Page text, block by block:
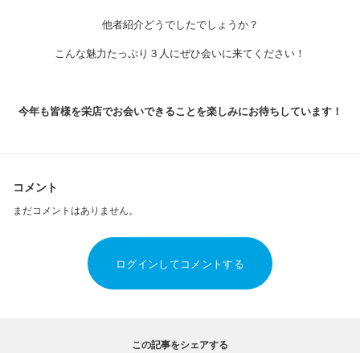
他者紹介どうでしたでしょうか？
こんな魅力たっぷり３人にぜひ会いに来てください！
今年も皆様を栄店でお会いできることを楽しみにお待ちしています！
コメント
まだコメントはありません。
ログインしてコメントする
この記事をシェアする